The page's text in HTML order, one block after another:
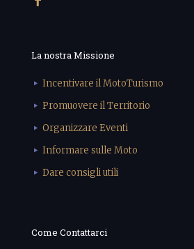
La nostra Missione
Incentivare il MotoTurismo
Promuovere il Territorio
Organizzare Eventi
Informare sulle Moto
Dare consigli utili
Come Contattarci